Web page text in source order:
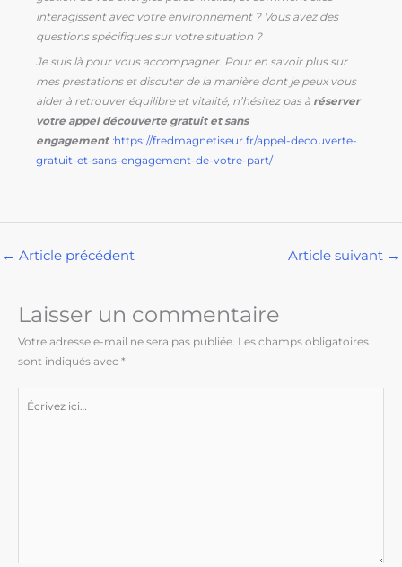
interagissent avec votre environnement ? Vous avez des
questions spécifiques sur votre situation ?
Je suis là pour vous accompagner. Pour en savoir plus sur
mes prestations et discuter de la manière dont je peux vous
aider à retrouver équilibre et vitalité, n’hésitez pas à réserver
votre appel découverte gratuit et sans
engagement:https://fredmagnetiseur.fr/appel-decouverte-
gratuit-et-sans-engagement-de-votre-part/
← Article précédent Article suivant →
Laisser un commentaire
Votre adresse e-mail ne sera pas publiée. Les champs obligatoires
sont indiqués avec *